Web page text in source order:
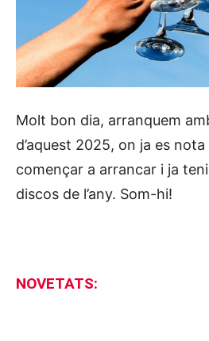
Molt bon dia, arranquem
d’aquest 2025, on ja es
començar a arrancar i ja
discos de l’any. Som-hi!
NOVETATS: